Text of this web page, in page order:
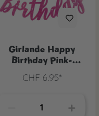
Girlande Happy
Birthday Pink-
CHF 6.95*